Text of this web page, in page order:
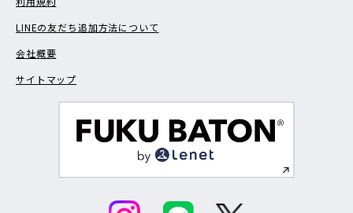
LINEの友だち追加方法について
会社概要
サイトマップ